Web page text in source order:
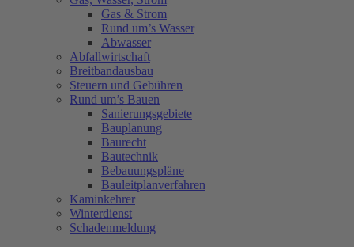
Gas & Strom
Rund um’s Wasser
Abwasser
Abfallwirtschaft
Breitbandausbau
Steuern und Gebühren
Rund um’s Bauen
Sanierungsgebiete
Bauplanung
Baurecht
Bautechnik
Bebauungspläne
Bauleitplanverfahren
Kaminkehrer
Winterdienst
Schadenmeldung